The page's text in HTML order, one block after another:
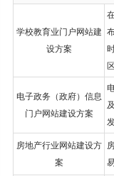
学校教育业门户网站建
设方案
电子政务（政府）信息
门户网站建设方案
房地产行业网站建设方
案